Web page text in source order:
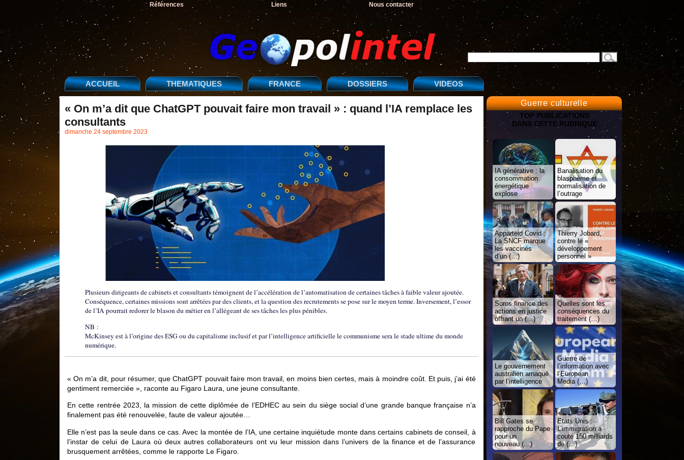
Références Liens Nous contacter
ACCUEIL THEMATIQUES FRANCE DOSSIERS VIDEOS
« On m’a dit que ChatGPT pouvait faire mon travail » : quand l’IA remplace les
consultants
dimanche 24 septembre 2023
Plusieurs dirigeants de cabinets et consultants témoignent de l’accélération de l’automatisation de certaines tâches à faible valeur ajoutée.
Conséquence, certaines missions sont arrêtées par des clients, et la question des recrutements se pose sur le moyen terme. Inversement, l’essor
de l’IA pourrait redorer le blason du métier en l’allégeant de ses tâches les plus pénibles.
NB :
McKinsey est à l’origine des ESG ou du capitalisme inclusif et par l’intelligence artificielle le communisme sera le stade ultime du monde
numérique.
« On m’a dit, pour résumer, que ChatGPT pouvait faire mon travail, en moins bien certes, mais à moindre coût. Et puis, j’ai été
gentiment remerciée », raconte au Figaro Laura, une jeune consultante.
En cette rentrée 2023, la mission de cette diplômée de l’EDHEC au sein du siège social d’une grande banque française n’a
finalement pas été renouvelée, faute de valeur ajoutée…
Elle n’est pas la seule dans ce cas. Avec la montée de l’IA, une certaine inquiétude monte dans certains cabinets de conseil, à
l’instar de celui de Laura où deux autres collaborateurs ont vu leur mission dans l’univers de la finance et de l’assurance
brusquement arrêtées, comme le rapporte Le Figaro.
Guerre culturelle
TOP PUBLICATIONS
DANS CETTE RUBRIQUE
IA générative : la
consommation
énergétique
explose
Banalisation du
blasphème et
normalisation de
l’outrage
Apparteid Covid :
La SNCF marque
les vaccinés
d’un (…)
Thierry Jobard,
contre le «
développement
personnel »
Soros finance des
actions en justice
offrant un (…)
Quelles sont les
conséquences du
traitement (…)
Le gouvernement
australien arnaqué
par l’intelligence
Guerre de
l’information avec
l’European
Media (…)
Bill Gates se
rapproche du Pape
pour un
nouveau (…)
Etats Unis :
L’immigration a
couté 150 milliards
de (…)